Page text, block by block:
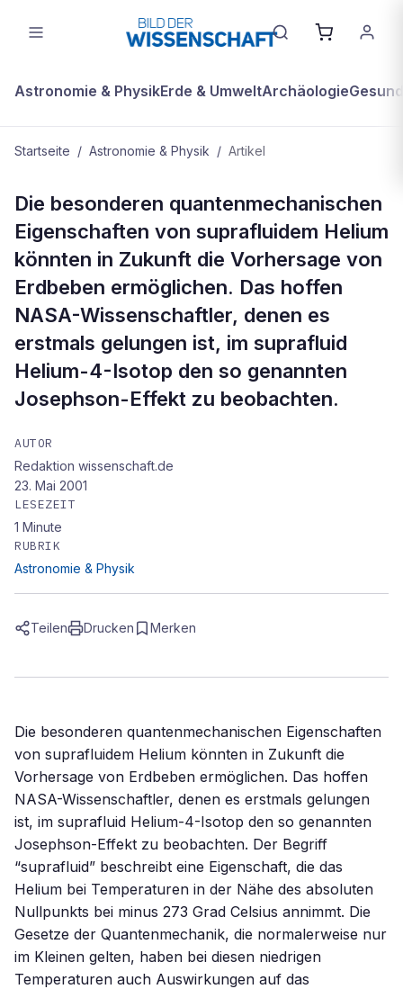
Astronomie & PhysikErde & UmweltArchäologie
Startseite / Astronomie & Physik / Artikel
Suprafluides Helium ermöglicht
präzise Messung der Erddrehung
Die besonderen quantenmechanischen
Eigenschaften von suprafluidem Helium
könnten in Zukunft die Vorhersage von
Erdbeben ermöglichen. Das hoffen
NASA-Wissenschaftler, denen es
erstmals gelungen ist, im suprafluid
Helium-4-Isotop den so genannten
Josephson-Effekt zu beobachten.
AUTOR
Redaktion wissenschaft.de
23. Mai 2001
LESEZEIT
1 Minute
RUBRIK
Astronomie & Physik
Teilen Drucken Merken
Die besonderen quantenmechanischen Eigenschaften
von suprafluidem Helium könnten in Zukunft die
Vorhersage von Erdbeben ermöglichen. Das hoffen
NASA-Wissenschaftler, denen es erstmals gelungen
ist, im suprafluid Helium-4-Isotop den so genannten
Josephson-Effekt zu beobachten. Der Begriff
“suprafluid” beschreibt eine Eigenschaft, die das
Helium bei Temperaturen in der Nähe des absoluten
Nullpunkts bei minus 273 Grad Celsius annimmt. Die
Gesetze der Quantenmechanik, die normalerweise nur
im Kleinen gelten, haben bei diesen niedrigen
Temperaturen auch Auswirkungen auf das